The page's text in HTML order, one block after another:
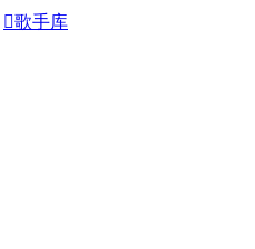
歌手库